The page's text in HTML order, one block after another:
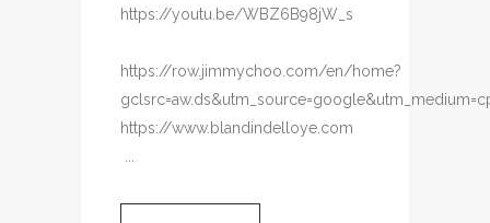
https://youtu.be/WBZ6B98jW_s
https://row.jimmychoo.com/en/home?
https://www.blandindelloye.com
...